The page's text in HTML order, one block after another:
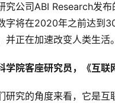
公司ABI Research发布
字将在2020年之前达到
并正在加速改变人类生活。
学院客座研究员，《互联
究的角度来看，它是互